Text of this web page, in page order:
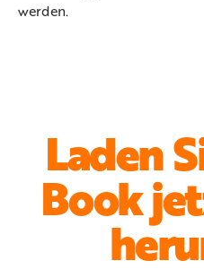
werden.
Laden
Book